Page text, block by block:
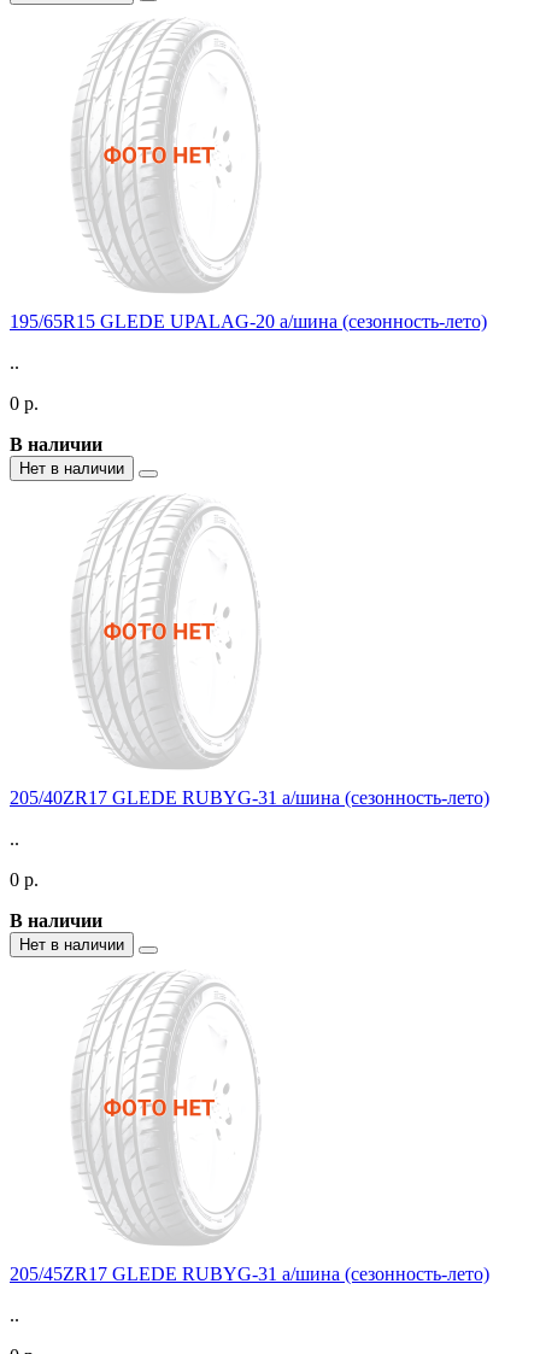
195/65R15 GLEDE UPALAG-20 а/шина (сезонность-лето)
..
0 р.
В наличии
Нет в наличии
205/40ZR17 GLEDE RUBYG-31 а/шина (сезонность-лето)
..
0 р.
В наличии
Нет в наличии
205/45ZR17 GLEDE RUBYG-31 а/шина (сезонность-лето)
..